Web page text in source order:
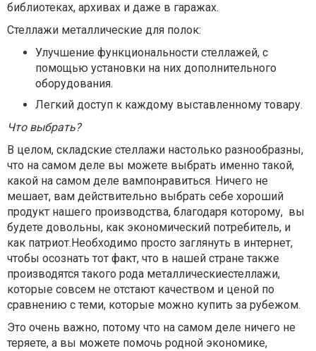
библиотеках, архивах и даже в гаражах.
Стеллажи металлические для полок:
Улучшение функциональности стеллажей, с
помощью установки на них дополнительного
оборудования.
Легкий доступ к каждому выставленному товару.
Что выбрать?
В целом, складские стеллажи настолько разнообразны,
что на самом деле вы можете выбрать именно такой,
какой на самом деле вампонравиться. Ничего не
мешает, вам действительно выбрать себе хороший
продукт нашего производства, благодаря которому, вы
будете довольны, как экономический потребитель, и
как патриот.Необходимо просто заглянуть в интернет,
чтобы осознать тот факт, что в нашей стране также
производятся такого рода металлическиестеллажи,
которые совсем не отстают качеством и ценой по
сравнению с теми, которые можно купить за рубежом.
Это очень важно, потому что на самом деле ничего не
теряете, а вы можете помочь родной экономике,